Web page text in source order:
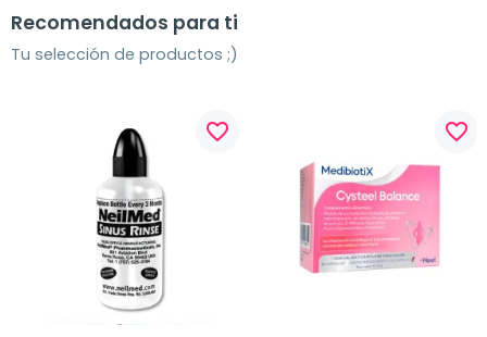
Recomendados para ti
Tu selección de productos ;)
favorite_border favorite_border